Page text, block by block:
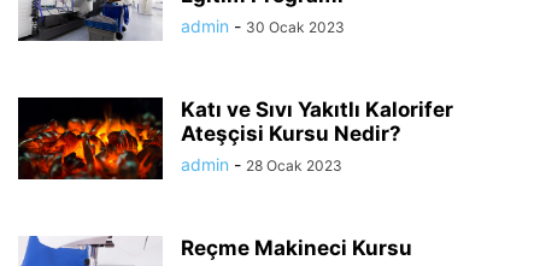
admin - 30 Ocak 2023
Katı ve Sıvı Yakıtlı Kalorifer
Ateşçisi Kursu Nedir?
admin - 28 Ocak 2023
Reçme Makineci Kursu